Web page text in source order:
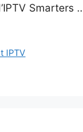
Smarters
IPTV